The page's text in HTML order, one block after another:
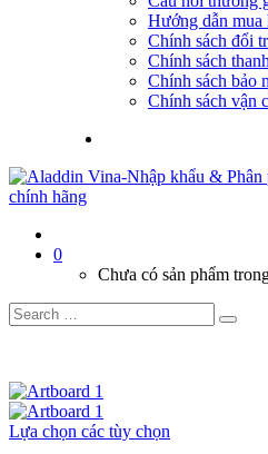
Hướng dẫn mua
Chính sách đổi
Chính sách
Chính sách bảo
Chính sách vận
0
Chưa có sản phẩm
Lựa chọn các tùy chọn